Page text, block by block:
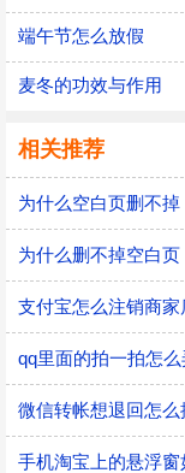
端午节怎么放假
麦冬的功效与作用
相关推荐
为什么空白页删不掉
为什么删不掉空白页
支付宝怎么注销商家
qq里面的拍一拍怎么
微信转帐想退回怎么
手机淘宝上的悬浮窗